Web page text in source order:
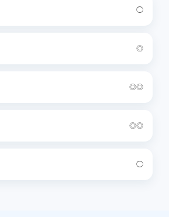
◯
◎
◎◎
◎◎
◯